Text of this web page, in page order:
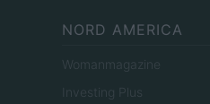
NORD AMERICA
Womanmagazine
Investing Plus